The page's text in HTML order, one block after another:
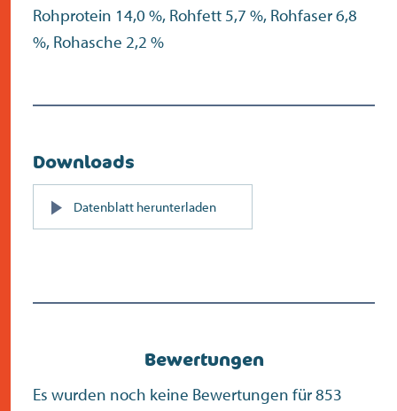
Rohprotein 14,0 %, Rohfett 5,7 %, Rohfaser 6,8
%, Rohasche 2,2 %
Downloads
Datenblatt herunterladenPDF
(öffnet
Bewertungen
Es wurden noch keine Bewertungen für 853